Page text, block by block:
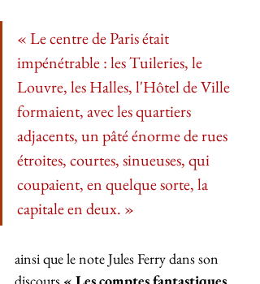
« Le centre de Paris était
impénétrable : les Tuileries, le
Louvre, les Halles, l'Hôtel de Ville
formaient, avec les quartiers
adjacents, un pâté énorme de rues
étroites, courtes, sinueuses, qui
coupaient, en quelque sorte, la
capitale en deux. »
ainsi que le note Jules Ferry dans son